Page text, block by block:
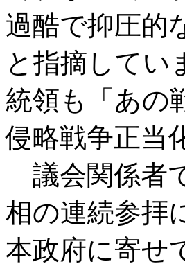
過酷で抑圧的
と指摘してい
統領も「あの
侵略戦争正当
議会関係者
相の連続参拝
本政府に寄せ